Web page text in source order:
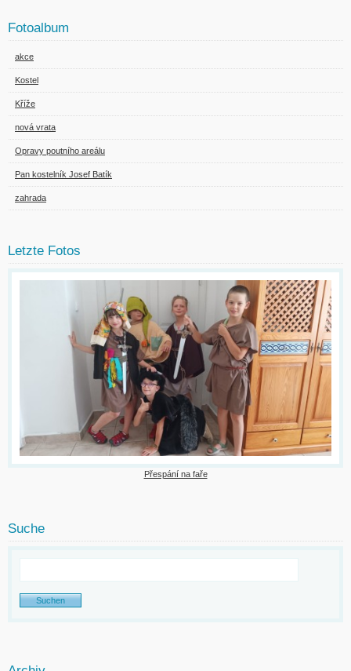
Fotoalbum
akce
Kostel
Kříže
nová vrata
Opravy poutního areálu
Pan kostelník Josef Batík
zahrada
Letzte Fotos
Přespání na faře
Suche